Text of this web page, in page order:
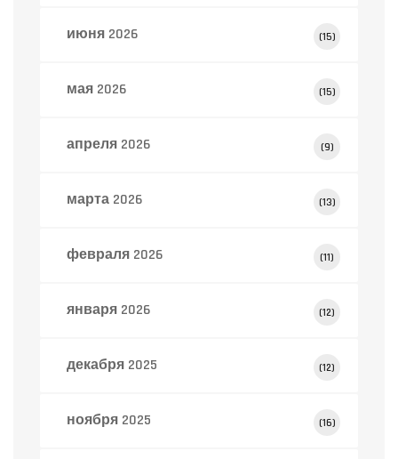
июня 2026 (15)
мая 2026 (15)
апреля 2026 (9)
марта 2026 (13)
февраля 2026 (11)
января 2026 (12)
декабря 2025 (12)
ноября 2025 (16)